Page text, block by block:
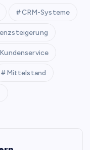
CRM-Systeme
Kundenservice
Mittelstand